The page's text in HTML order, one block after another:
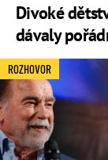
Divoké
dávaly
ROZHOVOR